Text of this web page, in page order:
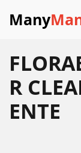
Many
R
ENTE